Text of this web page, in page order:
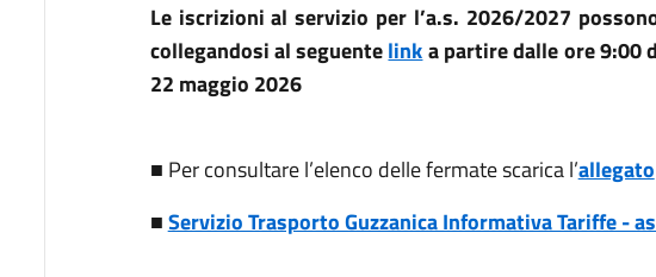
Le iscrizioni al servizio per l’a.s. 2026/2027
collegandosi al seguentelinka partire dalle ore 9:00
22 maggio 2026
■ Per consultare l’elenco delle fermate scarica l’allegato
■Servizio Trasporto Guzzanica Informativa Tariffe -